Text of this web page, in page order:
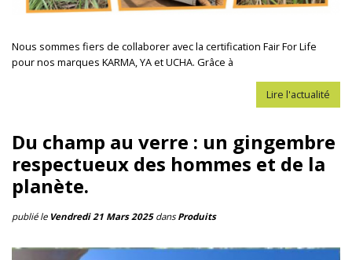
Nous sommes fiers de collaborer avec la certification Fair For Life
pour nos marques KARMA, YA et UCHA. Grâce à
Lire l'actualité
Du champ au verre : un gingembre
respectueux des hommes et de la
planète.
publié le Vendredi 21 Mars 2025 dans Produits